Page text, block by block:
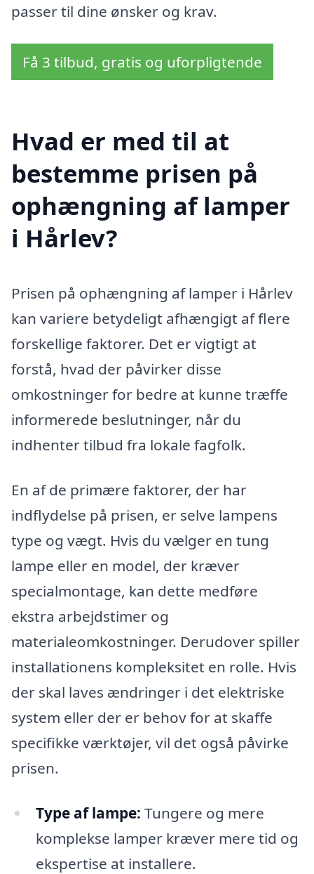
passer til dine ønsker og krav.
Få 3 tilbud, gratis og uforpligtende
Hvad er med til at
bestemme prisen på
ophængning af lamper
i Hårlev?
Prisen på ophængning af lamper i Hårlev
kan variere betydeligt afhængigt af flere
forskellige faktorer. Det er vigtigt at
forstå, hvad der påvirker disse
omkostninger for bedre at kunne træffe
informerede beslutninger, når du
indhenter tilbud fra lokale fagfolk.
En af de primære faktorer, der har
indflydelse på prisen, er selve lampens
type og vægt. Hvis du vælger en tung
lampe eller en model, der kræver
specialmontage, kan dette medføre
ekstra arbejdstimer og
materialeomkostninger. Derudover spiller
installationens kompleksitet en rolle. Hvis
der skal laves ændringer i det elektriske
system eller der er behov for at skaffe
specifikke værktøjer, vil det også påvirke
prisen.
Type af lampe: Tungere og mere
komplekse lamper kræver mere tid og
ekspertise at installere.